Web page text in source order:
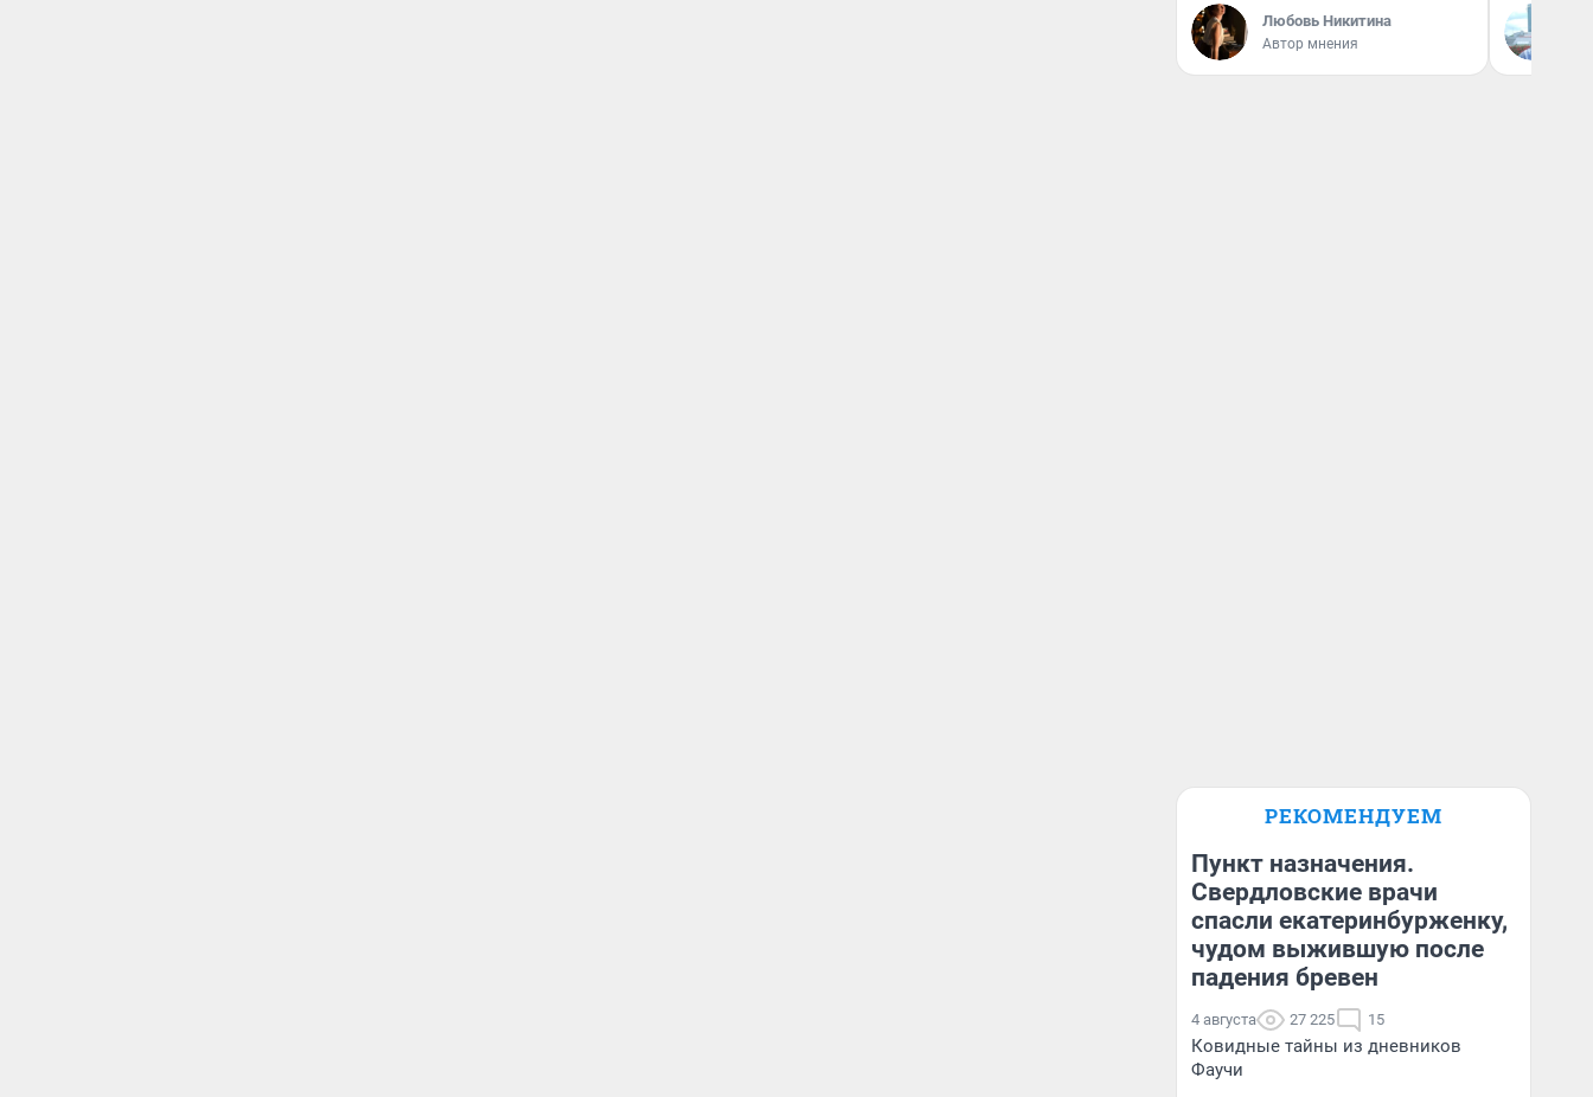
Любовь Никитина
Автор мнения
РЕКОМЕНДУЕМ
Пункт назначения.
Свердловские врачи
спасли екатеринбурженку,
чудом выжившую после
падения бревен
4 августа 27 225 15
Ковидные тайны из дневников
Фаучи